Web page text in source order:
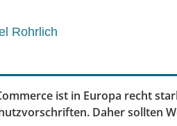
Rohrlich
ist in Europa recht
Daher sollten